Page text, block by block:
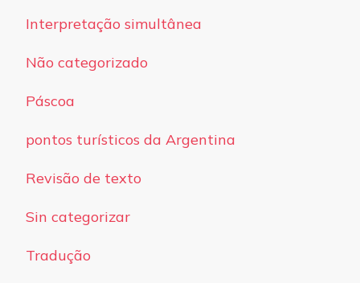
Interpretação simultânea
Não categorizado
Páscoa
pontos turísticos da Argentina
Revisão de texto
Sin categorizar
Tradução